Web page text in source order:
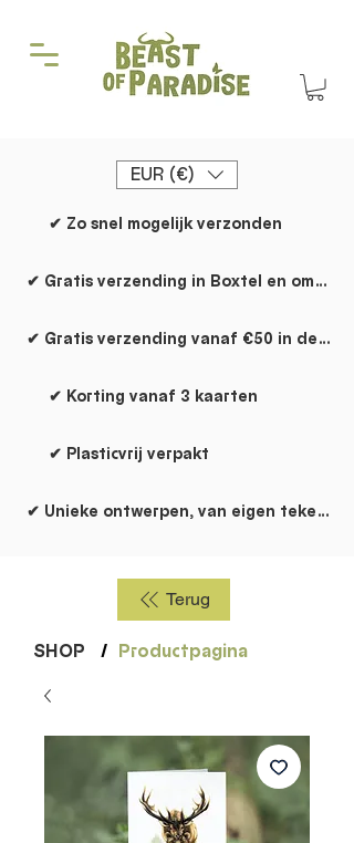
EUR (€)
✔ Zo snel mogelijk verzonden
✔ Gratis verzending in Boxtel en omgeving
✔ Gratis verzending vanaf €50 in de rest van NL
✔ Korting vanaf 3 kaarten
✔ Plasticvrij verpakt
✔ Unieke ontwerpen, van eigen
Terug
SHOP / Productpagina